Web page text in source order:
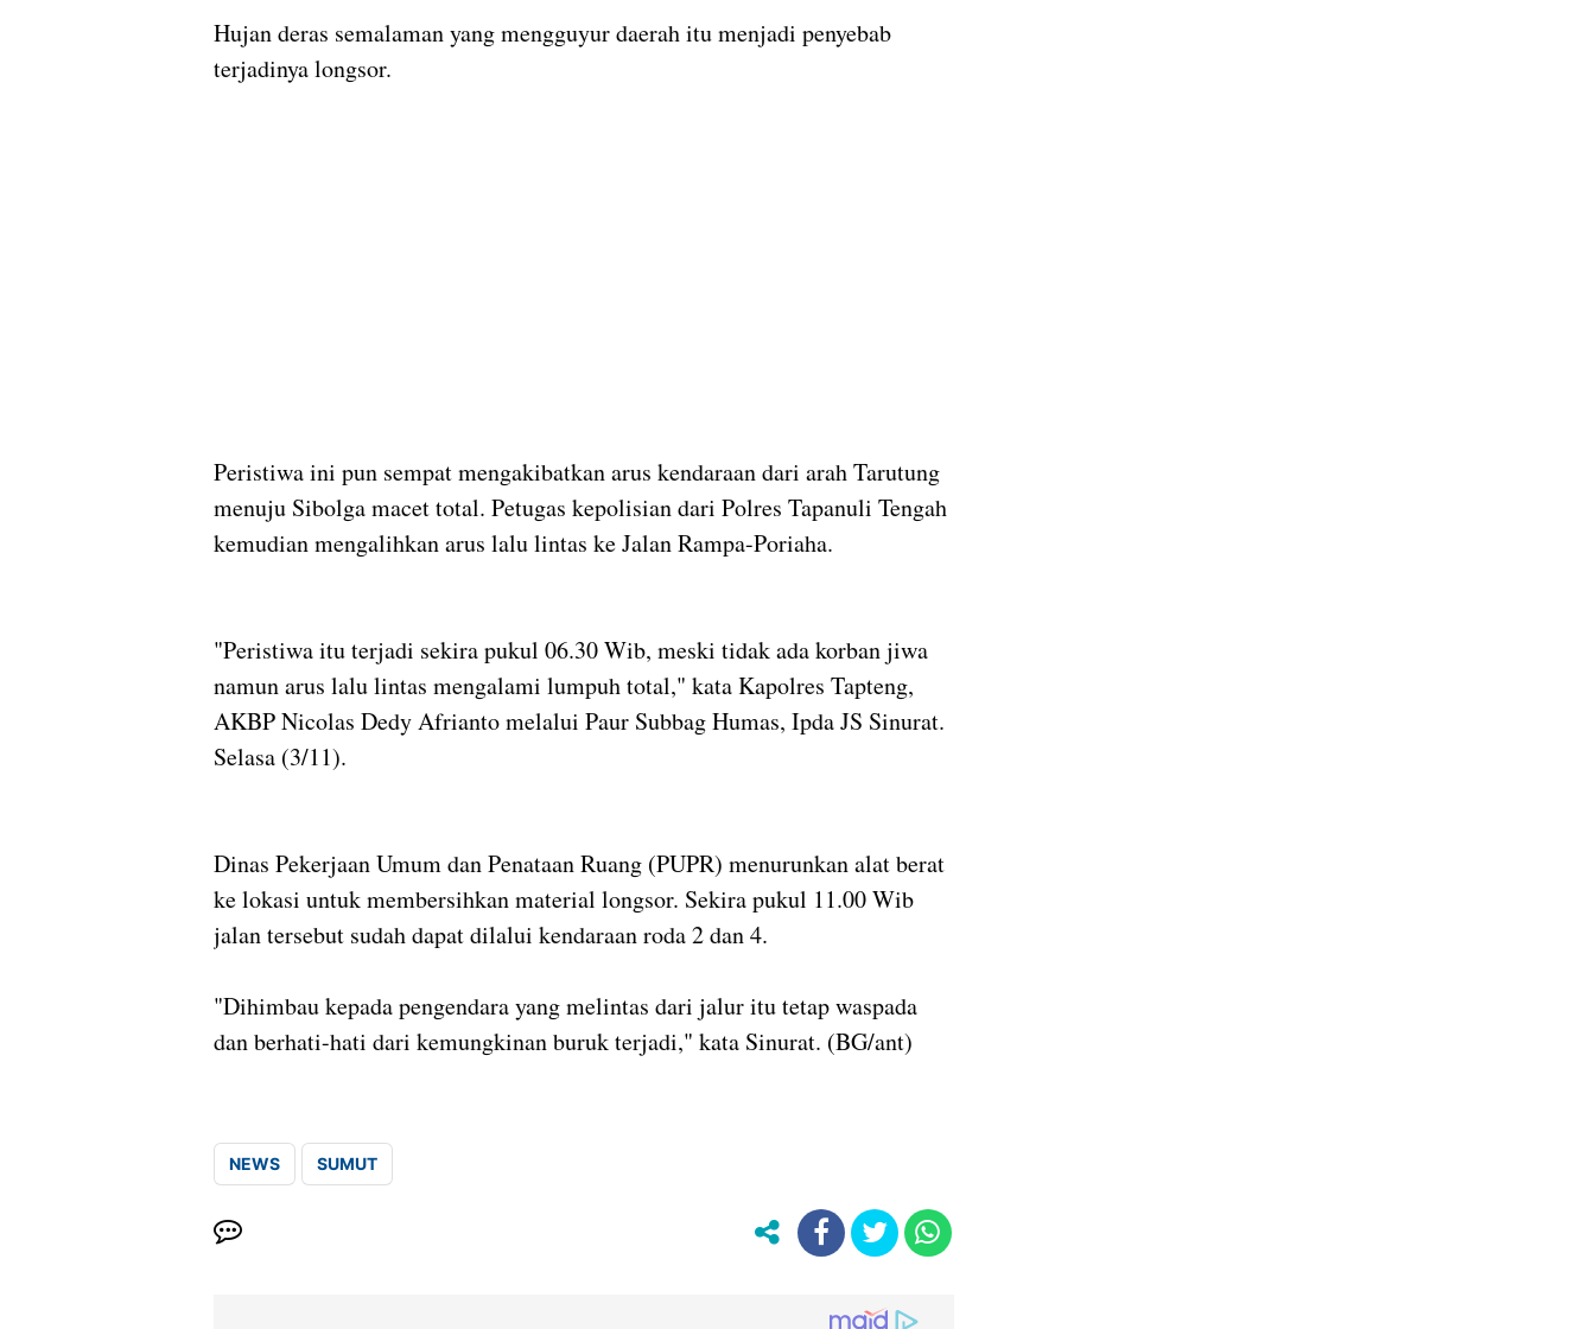
Hujan deras semalaman yang mengguyur daerah itu menjadi penyebab
terjadinya longsor.
Peristiwa ini pun sempat mengakibatkan arus kendaraan dari arah Tarutung
menuju Sibolga macet total. Petugas kepolisian dari Polres Tapanuli Tengah
kemudian mengalihkan arus lalu lintas ke Jalan Rampa-Poriaha.
"Peristiwa itu terjadi sekira pukul 06.30 Wib, meski tidak ada korban jiwa
namun arus lalu lintas mengalami lumpuh total," kata Kapolres Tapteng,
AKBP Nicolas Dedy Afrianto melalui Paur Subbag Humas, Ipda JS Sinurat.
Selasa (3/11).
Dinas Pekerjaan Umum dan Penataan Ruang (PUPR) menurunkan alat berat
ke lokasi untuk membersihkan material longsor. Sekira pukul 11.00 Wib
jalan tersebut sudah dapat dilalui kendaraan roda 2 dan 4.
"Dihimbau kepada pengendara yang melintas dari jalur itu tetap waspada
dan berhati-hati dari kemungkinan buruk terjadi," kata Sinurat. (BG/ant)
NEWS SUMUT